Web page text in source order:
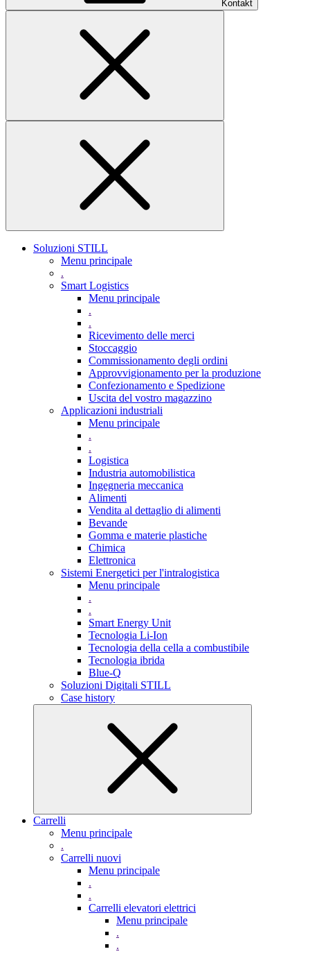
Kontakt
Soluzioni STILL
Menu principale
.
Smart Logistics
Menu principale
.
.
Ricevimento delle merci
Stoccaggio
Commissionamento degli ordini
Approvvigionamento per la produzione
Confezionamento e Spedizione
Uscita del vostro magazzino
Applicazioni industriali
Menu principale
.
.
Logistica
Industria automobilistica
Ingegneria meccanica
Alimenti
Vendita al dettaglio di alimenti
Bevande
Gomma e materie plastiche
Chimica
Elettronica
Sistemi Energetici per l'intralogistica
Menu principale
.
.
Smart Energy Unit
Tecnologia Li-Ion
Tecnologia della cella a combustibile
Tecnologia ibrida
Blue-Q
Soluzioni Digitali STILL
Case history
Carrelli
Menu principale
.
Carrelli nuovi
Menu principale
.
.
Carrelli elevatori elettrici
Menu principale
.
.